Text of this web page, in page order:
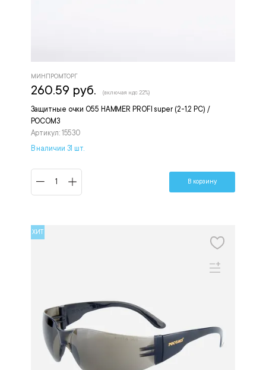
Защитные очки О55 HAMMER PROFI super (2-1,2 PC) /
РОСОМЗ
Артикул: 15530
МИНПРОМТОРГ
260.59 руб. (включая ндс 22%)
В наличии 31 шт.
В корзину
ХИТ